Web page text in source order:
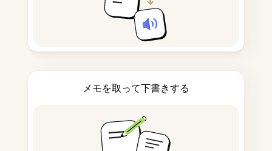
メモを取って下書きする